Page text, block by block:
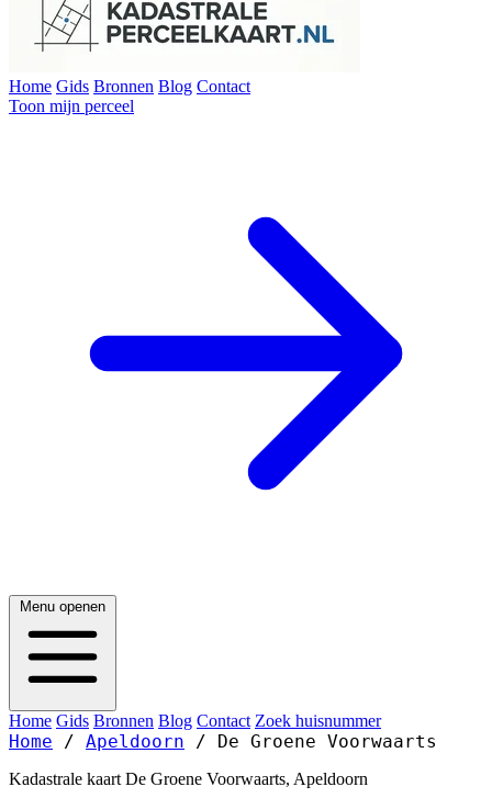
Home Gids Bronnen Blog Contact
Toon mijn perceel
Menu openen
Home Gids Bronnen Blog Contact Zoek huisnummer
Home / Apeldoorn / De Groene Voorwaarts
Kadastrale kaart De Groene Voorwaarts, Apeldoorn